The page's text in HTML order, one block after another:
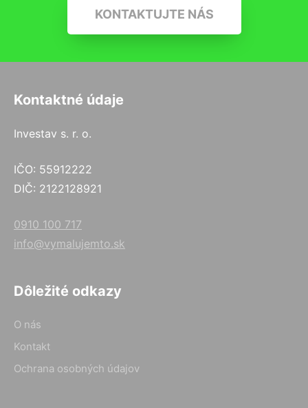
KONTAKTUJTE NÁS
Kontaktné údaje
Investav s. r. o.
IČO: 55912222
DIČ: 2122128921
0910 100 717
info@vymalujemto.sk
Dôležité odkazy
O nás
Kontakt
Ochrana osobných údajov